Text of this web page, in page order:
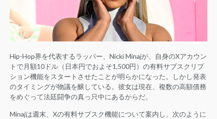
Hip-Hop界を代表するラッパー、Nicki Minajが、自身のXアカウン
トで月額10ドル（日本円でおよそ1,500円）の有料サブスクリプ
ション機能をスタートさせたことが明らかになった。しかし発表
のタイミングが物議を醸している。彼女は現在、複数の高額債務
をめぐって法廷闘争の真っ只中にあるからだ。
Minajは週末、Xの有料サブスク機能について案内し、次のように